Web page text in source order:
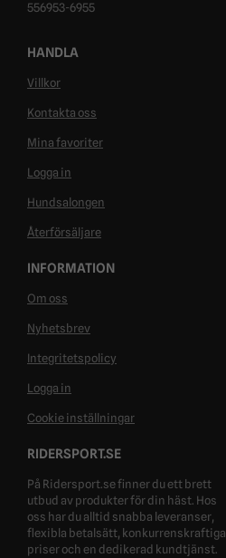
556953-6955
HANDLA
Villkor
Kontakta oss
Mina favoriter
Logga in
Hundsalongen
Återförsäljare
INFORMATION
Om oss
Nyhetsbrev
Integritetspolicy
Logga in
Cookie inställningar
RIDERSPORT.SE
På Ridersport.se finner du ett brett
utbud av produkter för din häst. Hos
oss har du alltid snabba leveranser,
flexibla betalsätt, konkurrenskraftiga
priser och en dedikerad kundtjänst.